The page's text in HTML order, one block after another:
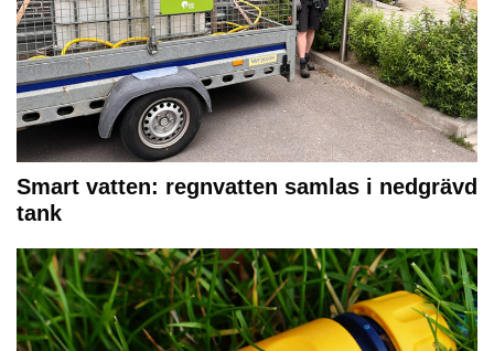
Smart vatten: regnvatten samlas i nedgrävd
tank